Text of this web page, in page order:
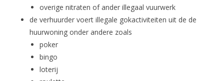
overige nitraten of ander illegaal vuurwerk
de verhuurder voert illegale gokactiviteiten uit de de
huurwoning onder andere zoals
poker
bingo
loterij